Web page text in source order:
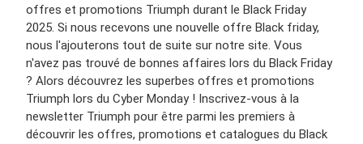
offres et promotions Triumph durant le Black Friday
2025. Si nous recevons une nouvelle offre Black friday,
nous l'ajouterons tout de suite sur notre site. Vous
n'avez pas trouvé de bonnes affaires lors du Black Friday
? Alors découvrez les superbes offres et promotions
Triumph lors du Cyber Monday ! Inscrivez-vous à la
newsletter Triumph pour être parmi les premiers à
découvrir les offres, promotions et catalogues du Black